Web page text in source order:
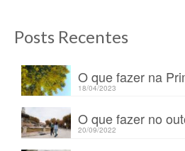
Posts Recentes
O que fazer na
18/04/2023
O que fazer no
20/09/2022